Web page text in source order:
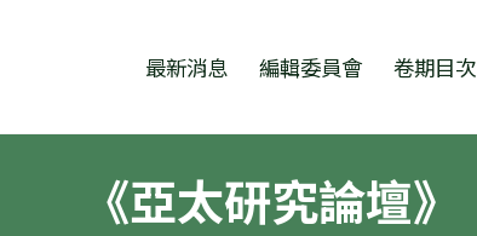
最新消息 編輯委員會 卷期目次
《亞太研究論壇》